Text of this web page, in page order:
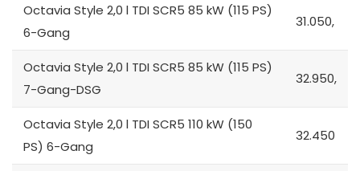
Octavia Style 2,0 l TDI SCR5 85 kW (115 PS)
6-Gang
31.050,
Octavia Style 2,0 l TDI SCR5 85 kW (115 PS)
7-Gang-DSG
32.950,
Octavia Style 2,0 l TDI SCR5 110 kW (150
PS) 6-Gang
32.450